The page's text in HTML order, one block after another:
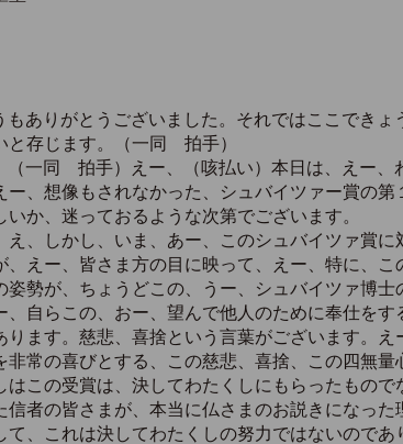
ありがとうございました。それではここできょ
と存じます。（一同 拍手）
一同 拍手）えー、（咳払い）本日は、えー、
ー、想像もされなかった、シュバイツァー賞の
いか、迷っておるような次第でございます。
、しかし、いま、あー、このシュバイツァ賞
、えー、皆さま方の目に映って、えー、特に、
姿勢が、ちょうどこの、うー、シュバイツァ博
、自らこの、おー、望んで他人のために奉仕を
ります。慈悲、喜捨という言葉がございます。
非常の喜びとする、この慈悲、喜捨、この四無
はこの受賞は、決してわたくしにもらったもの
信者の皆さまが、本当に仏さまのお説きになっ
て、これは決してわたくしの努力ではないので